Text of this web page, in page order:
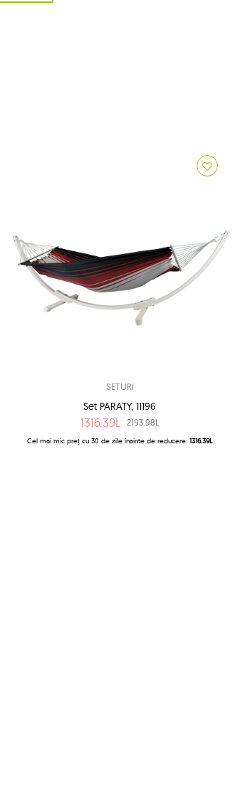
SETURI
Set PARATY, 11196
1316.39L 2193.98L
Cel mai mic preț cu 30 de zile înainte de reducere:1316.39L